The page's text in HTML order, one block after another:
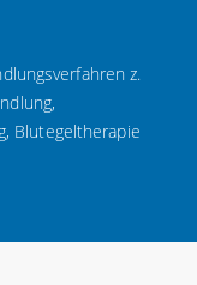
z.
Blutegeltherapie